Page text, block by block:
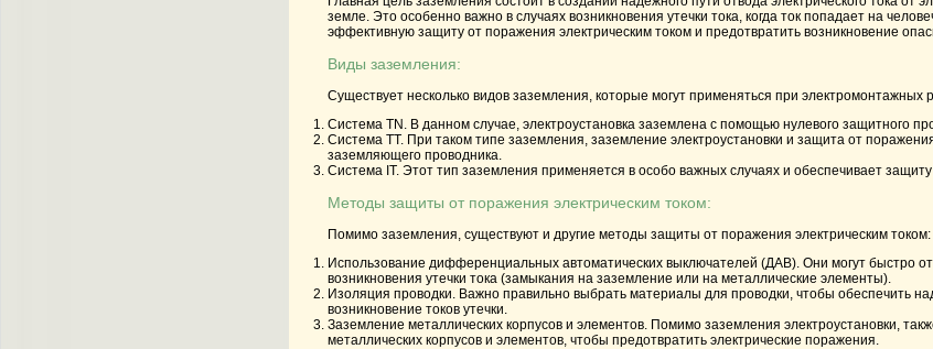
земле. Это особенно важно в случаях возникновения утечки тока, когда ток попадает на
эффективную защиту от поражения электрическим током и предотвратить возникновение
Виды заземления:
Существует несколько видов заземления, которые могут применяться при электромонтажных
Система TN. В данном случае, электроустановка заземлена с помощью нулевого защитного
Система TT. При таком типе заземления, заземление электроустановки и защита от
заземляющего проводника.
Система IT. Этот тип заземления применяется в особо важных случаях и обеспечивает
Методы защиты от поражения электрическим током:
Помимо заземления, существуют и другие методы защиты от поражения электрическим током:
Использование дифференциальных автоматических выключателей (ДАВ). Они могут быстро
возникновения утечки тока (замыкания на заземление или на металлические элементы).
Изоляция проводки. Важно правильно выбрать материалы для проводки, чтобы обеспечить
возникновение токов утечки.
Заземление металлических корпусов и элементов. Помимо заземления электроустановки,
металлических корпусов и элементов, чтобы предотвратить электрические поражения.